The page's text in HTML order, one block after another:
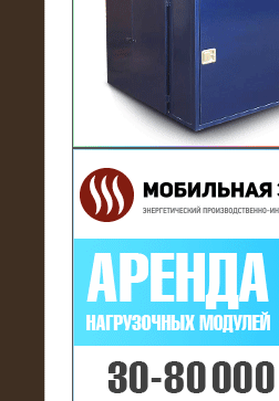
21.03.2017
Комплектная
подстанция 6 МВА
исполнение, IP56)
16.01.2017
Аренда нагрузочного
МВт (10 кВ) на газовое
месторождение